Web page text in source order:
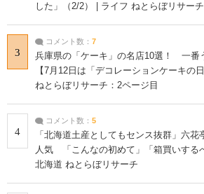
した」（2/2） | ライフ ねとらぼリサー
3
コメント数： 7
兵庫県の「ケーキ」の名店10選！ 一番
【7月12日は「デコレーションケーキの
ねとらぼリサーチ：2ページ目
4
コメント数： 5
「北海道土産としてもセンス抜群」六花
人気 「こんなの初めて」「箱買いする
北海道 ねとらぼリサーチ